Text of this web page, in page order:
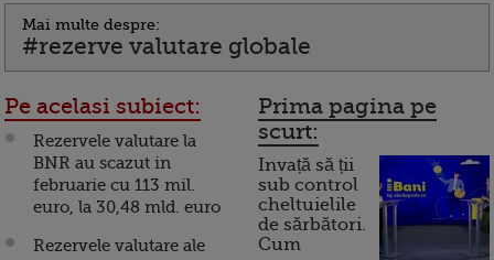
Mai multe despre:
#rezerve valutare globale
Pe acelasi subiect:
Rezervele valutare la
BNR au scazut in
februarie cu 113 mil.
euro, la 30,48 mld. euro
Rezervele valutare ale
Prima pagina pe
scurt:
Invață să ții
sub control
cheltuielile
de sărbători.
Cum